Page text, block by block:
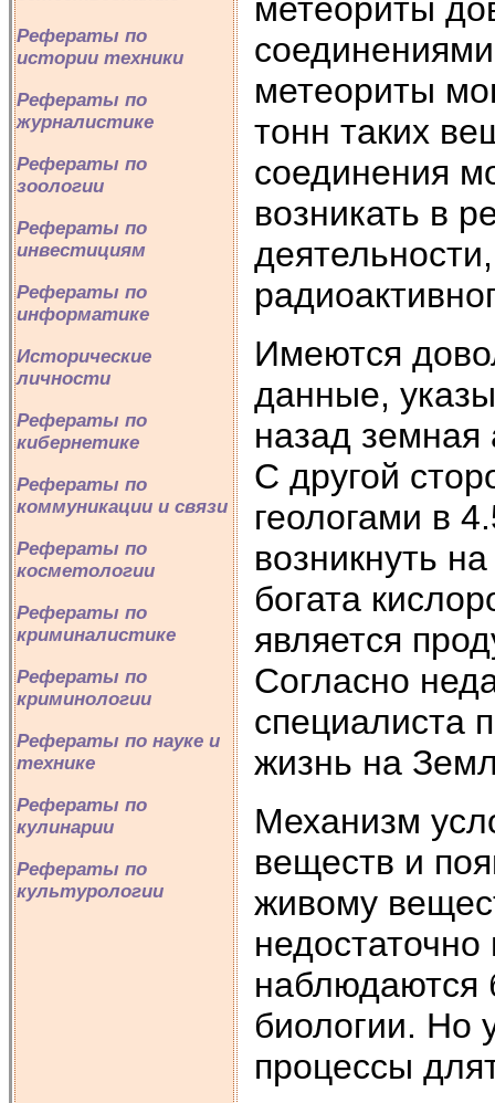
Рефераты по
истории техники
Рефераты по
журналистике
Рефераты по
зоологии
Рефераты по
инвестициям
Рефераты по
информатике
Исторические
личности
Рефераты по
кибернетике
Рефераты по
коммуникации и связи
Рефераты по
косметологии
Рефераты по
криминалистике
Рефераты по
криминологии
Рефераты по науке и
технике
Рефераты по
кулинарии
Рефераты по
культурологии
метеориты
метеориты
тонн таких
соединения
возникать в
Имеются
данные,
назад
С другой
геологами в
возникнуть
богата
является
Согласно
специалиста
жизнь на
Механизм
веществ и
живому
наблюдаются
биологии. Но
процессы